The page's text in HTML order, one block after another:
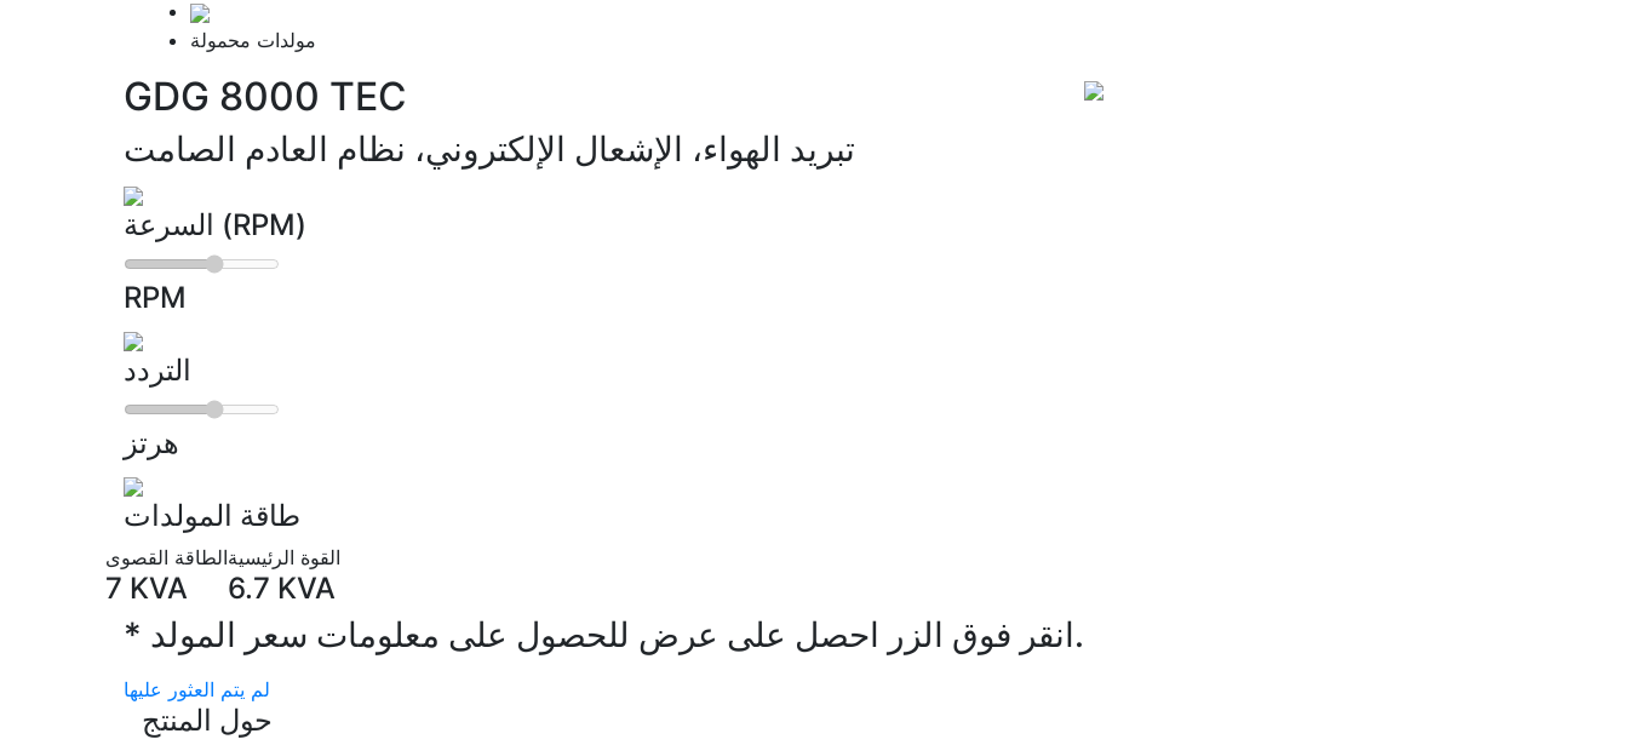
مولدات محمولة
GDG 8000 TEC
تبريد الهواء، الإشعال الإلكتروني، نظام العادم الصامت
السرعة (RPM)
RPM
التردد
هرتز
طاقة المولدات
الطاقة القصوى
7 KVA
القوة الرئيسية
6.7 KVA
* انقر فوق الزر احصل على عرض للحصول على معلومات سعر المولد.
لم يتم العثور عليها
حول المنتج